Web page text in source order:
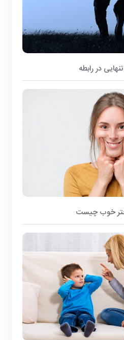
در رابطه
خوب چیست